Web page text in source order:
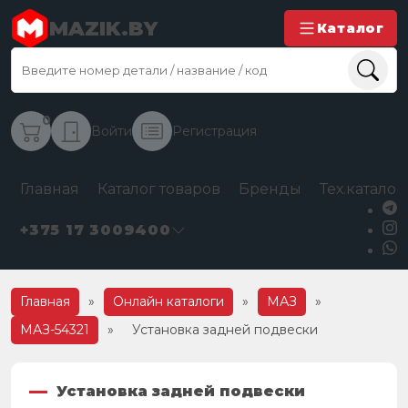
MAZIK.BY Каталог
0
Войти Регистрация
Главная Каталог товаров Бренды
+375 17 3009400
Главная » Онлайн каталоги » МАЗ
»
МАЗ-54321
» Установка задней подвески
Установка задней подвески